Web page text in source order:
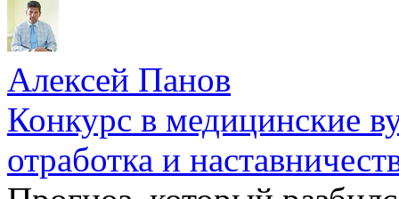
Алексей Панов
Конкурс в медицинские
отработка и